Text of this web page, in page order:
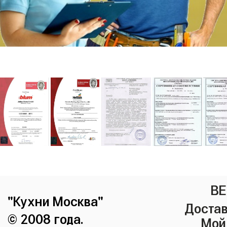
"Кухни Москва"
© 2008 года.